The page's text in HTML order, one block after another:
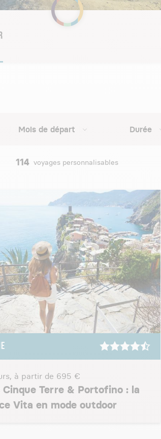
Mois de départ Durée
114 voyages personnalisables
à partir de 695 €
Cinque Terre & Portofino : la
Vita en mode outdoor